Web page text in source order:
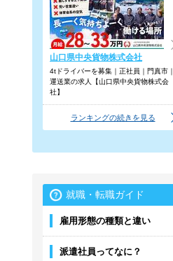
山口県中央貨物株式会社
4tドライバーを募集｜正社員｜門真市｜
運送業の求人【山口県中央貨物株式会
社】
ランキングの続きを見る
就職・転職ガイド
雇用形態の種類と違い
派遣社員ってなに？